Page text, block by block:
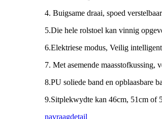
4. Buigsame draai, spoed verstelbaar
5.Die hele rolstoel kan vinnig
6.Elektriese modus, Veilig
7. Met asemende maasstofkussing,
8.PU soliede band en opblaasbare
9.Sitplekwydte kan 46cm, 51cm of
navraagdetail